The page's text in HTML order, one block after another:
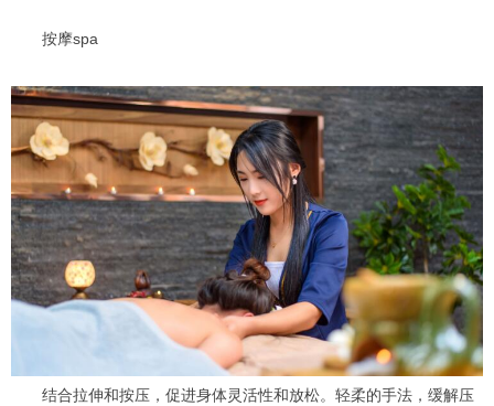
按摩spa
结合拉伸和按压，促进身体灵活性和放松。轻柔的手法，缓解压